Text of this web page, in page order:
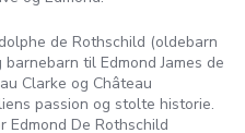
de Rothschild (oldebarn
til Edmond James de
Clarke og Château
passion og stolte historie.
De Rothschild